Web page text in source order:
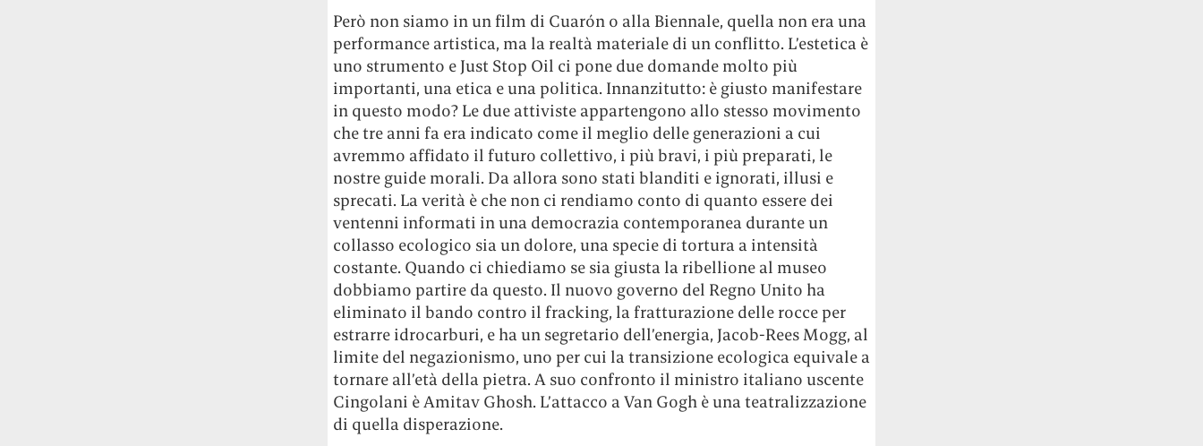
Però non siamo in un film di Cuarón o alla Biennale, quella non era una
performance artistica, ma la realtà materiale di un conflitto. L’estetica è
uno strumento e Just Stop Oil ci pone due domande molto più
importanti, una etica e una politica. Innanzitutto: è giusto manifestare
in questo modo? Le due attiviste appartengono allo stesso movimento
che tre anni fa era indicato come il meglio delle generazioni a cui
avremmo affidato il futuro collettivo, i più bravi, i più preparati, le
nostre guide morali. Da allora sono stati blanditi e ignorati, illusi e
sprecati. La verità è che non ci rendiamo conto di quanto essere dei
ventenni informati in una democrazia contemporanea durante un
collasso ecologico sia un dolore, una specie di tortura a intensità
costante. Quando ci chiediamo se sia giusta la ribellione al museo
dobbiamo partire da questo. Il nuovo governo del Regno Unito ha
eliminato il bando contro il fracking, la fratturazione delle rocce per
estrarre idrocarburi, e ha un segretario dell’energia, Jacob-Rees Mogg, al
limite del negazionismo, uno per cui la transizione ecologica equivale a
tornare all’età della pietra. A suo confronto il ministro italiano uscente
Cingolani è Amitav Ghosh. L’attacco a Van Gogh è una teatralizzazione
di quella disperazione.